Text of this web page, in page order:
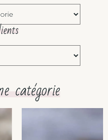
catégorie